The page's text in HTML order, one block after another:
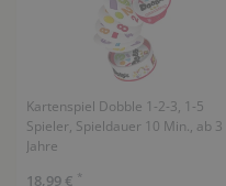
Kartenspiel Dobble 1-2-3, 1-5
Spieler, Spieldauer 10 Min., ab 3
Jahre
18,99 € *